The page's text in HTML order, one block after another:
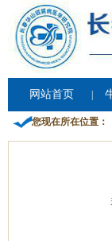
网站首页
您现在所在位置：